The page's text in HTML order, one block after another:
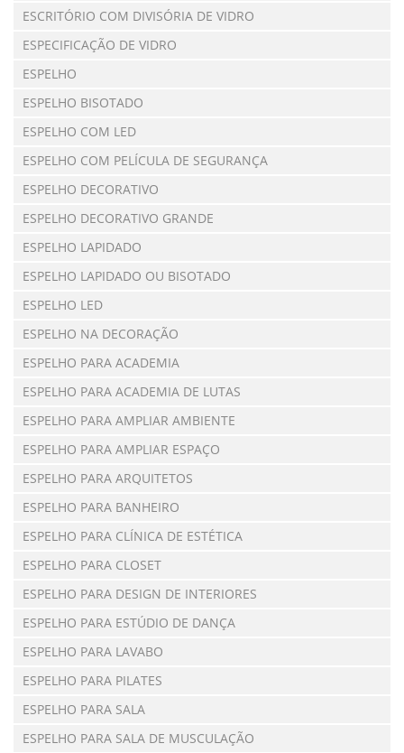
ESCRITÓRIO COM DIVISÓRIA DE VIDRO
ESPECIFICAÇÃO DE VIDRO
ESPELHO
ESPELHO BISOTADO
ESPELHO COM LED
ESPELHO COM PELÍCULA DE SEGURANÇA
ESPELHO DECORATIVO
ESPELHO DECORATIVO GRANDE
ESPELHO LAPIDADO
ESPELHO LAPIDADO OU BISOTADO
ESPELHO LED
ESPELHO NA DECORAÇÃO
ESPELHO PARA ACADEMIA
ESPELHO PARA ACADEMIA DE LUTAS
ESPELHO PARA AMPLIAR AMBIENTE
ESPELHO PARA AMPLIAR ESPAÇO
ESPELHO PARA ARQUITETOS
ESPELHO PARA BANHEIRO
ESPELHO PARA CLÍNICA DE ESTÉTICA
ESPELHO PARA CLOSET
ESPELHO PARA DESIGN DE INTERIORES
ESPELHO PARA ESTÚDIO DE DANÇA
ESPELHO PARA LAVABO
ESPELHO PARA PILATES
ESPELHO PARA SALA
ESPELHO PARA SALA DE MUSCULAÇÃO